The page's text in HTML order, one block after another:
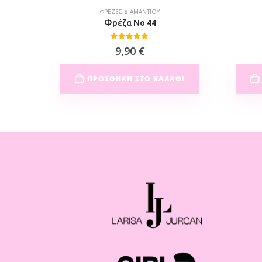
ΦΡΈΖΕΣ ΔΙΑΜΑΝΤΙΟΎ
Φρέζα Νο 44
9,90 €
ΠΡΟΣΘΉΚΗ ΣΤΟ ΚΑΛΆΘΙ